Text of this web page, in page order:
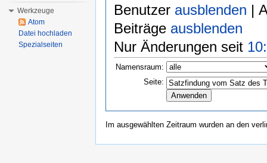
Benutzer ausblenden |
Beiträge ausblenden
Nur Änderungen seit
Namensraum:
Seite:
Im ausgewählten Zeitraum wurden an den
Werkzeuge
Atom
Datei hochladen
Spezialseiten